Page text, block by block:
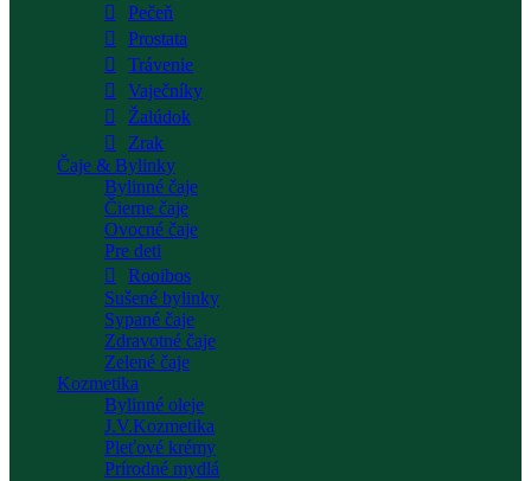
Pečeň
Prostata
Trávenie
Vaječníky
Žalúdok
Zrak
Čaje & Bylinky
Bylinné čaje
Čierne čaje
Ovocné čaje
Pre deti
Rooibos
Sušené bylinky
Sypané čaje
Zdravotné čaje
Zelené čaje
Kozmetika
Bylinné oleje
J.V.Kozmetika
Pleťové krémy
Prírodné mydlá